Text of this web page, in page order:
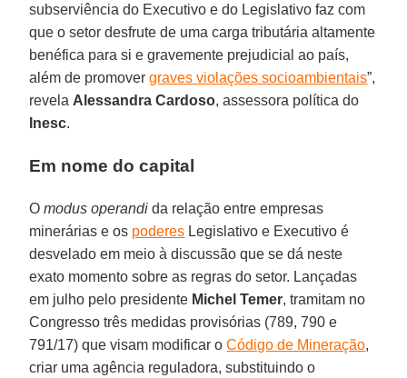
subserviência do Executivo e do Legislativo faz com
que o setor desfrute de uma carga tributária altamente
benéfica para si e gravemente prejudicial ao país,
além de promovergraves violações socioambientais”,
revela Alessandra Cardoso, assessora política do
Inesc.
Em nome do capital
Omodus operandi da relação entre empresas
minerárias e os poderes Legislativo e Executivo é
desvelado em meio à discussão que se dá neste
exato momento sobre as regras do setor. Lançadas
em julho pelo presidente Michel Temer, tramitam no
Congresso três medidas provisórias (789, 790 e
791/17) que visam modificar oCódigo de Mineração,
criar uma agência reguladora, substituindo o